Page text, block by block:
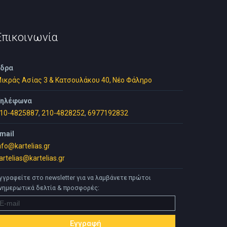
Ασίας 3 & Κατσουλάκου 40, Νέο Φάληρο
4825887, 210-4828252, 6977192832
στο newsletter για να λαμβάνετε πρώτοι
δελτία & προσφορές: